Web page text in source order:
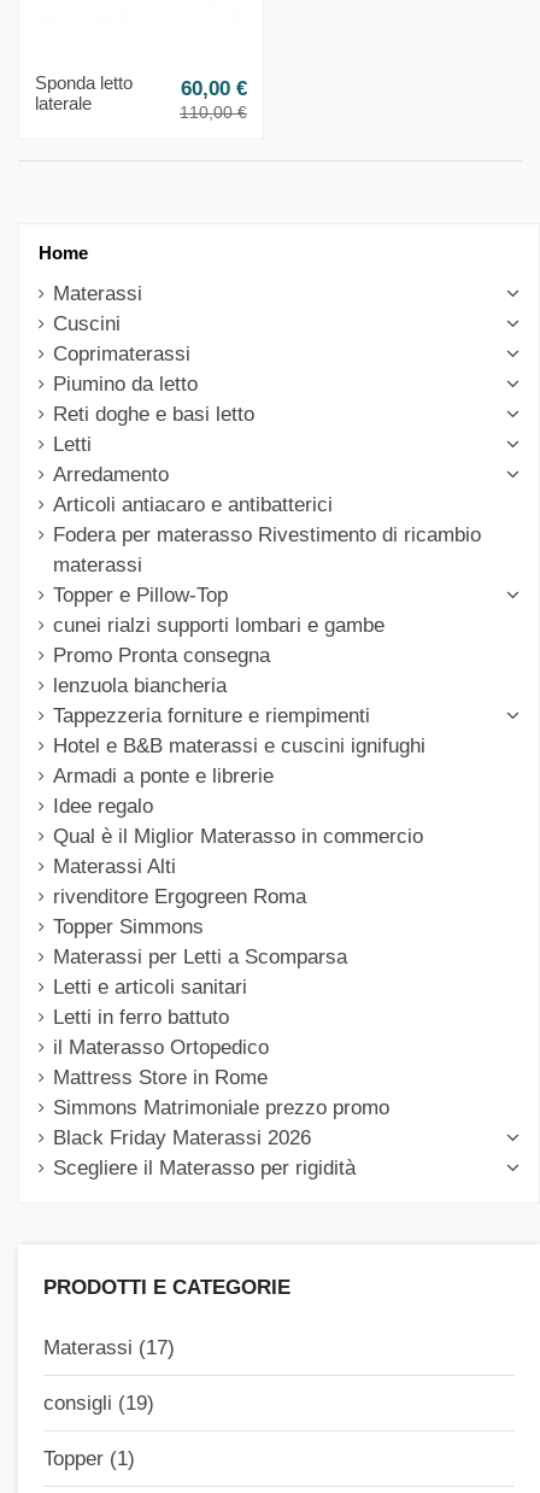
Sponda letto
laterale
60,00 €
110,00 €
Home
Materassi
Cuscini
Coprimaterassi
Piumino da letto
Reti doghe e basi letto
Letti
Arredamento
Articoli antiacaro e antibatterici
Fodera per materasso Rivestimento di ricambio
materassi
Topper e Pillow-Top
cunei rialzi supporti lombari e gambe
Promo Pronta consegna
lenzuola biancheria
Tappezzeria forniture e riempimenti
Hotel e B&B materassi e cuscini ignifughi
Armadi a ponte e librerie
Idee regalo
Qual è il Miglior Materasso in commercio
Materassi Alti
rivenditore Ergogreen Roma
Topper Simmons
Materassi per Letti a Scomparsa
Letti e articoli sanitari
Letti in ferro battuto
il Materasso Ortopedico
Mattress Store in Rome
Simmons Matrimoniale prezzo promo
Black Friday Materassi 2026
Scegliere il Materasso per rigidità
PRODOTTI E CATEGORIE
Materassi (17)
consigli (19)
Topper (1)